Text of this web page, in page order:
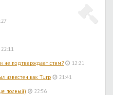
22:11
не подтверждает стим? 12:21
известен как Turp 21:41
полный) 22:56